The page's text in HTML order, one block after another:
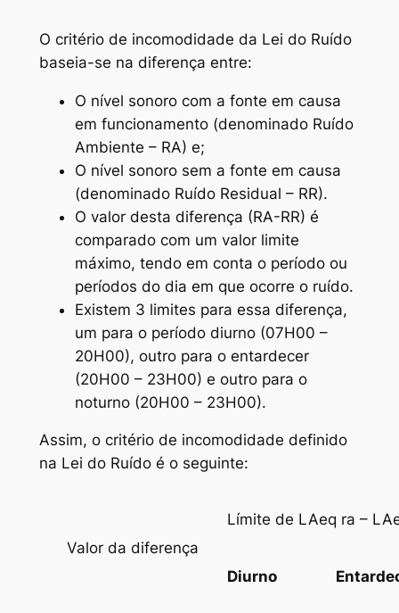
O critério de incomodidade da Lei do Ruído
baseia-se na diferença entre:
O nível sonoro com a fonte em causa
em funcionamento (denominado Ruído
Ambiente – RA) e;
O nível sonoro sem a fonte em causa
(denominado Ruído Residual – RR).
O valor desta diferença (RA-RR) é
comparado com um valor limite
máximo, tendo em conta o período ou
períodos do dia em que ocorre o ruído.
Existem 3 limites para essa diferença,
um para o período diurno (07H00 –
20H00), outro para o entardecer
(20H00 – 23H00) e outro para o
noturno (20H00 – 23H00).
Assim, o critério de incomodidade definido
na Lei do Ruído é o seguinte:
Valor da diferença
Límite de LAeq ra –
Diurno